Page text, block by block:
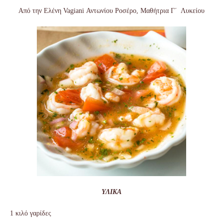
Από την Ελένη Vagiani Αντωνίου Ροσέρο, Μαθήτρια Γ΄ Λυκείου
ΥΛΙΚΑ
1 κιλό γαρίδες